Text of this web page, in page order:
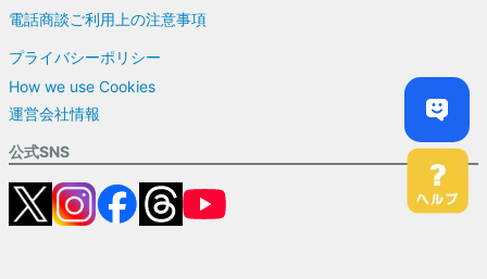
電話商談ご利用上の注意事項
プライバシーポリシー
How we use Cookies
運営会社情報
公式SNS